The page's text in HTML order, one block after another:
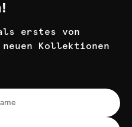
erstes von
Kollektionen